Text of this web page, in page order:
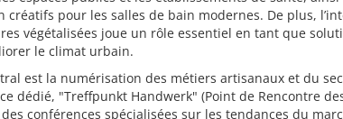
créatifs pour les salles de bain modernes. De plus,
végétalisées joue un rôle essentiel en tant que
le climat urbain.
est la numérisation des métiers artisanaux et du
dédié, "Treffpunkt Handwerk" (Point de Rencontre
conférences spécialisées sur les tendances du